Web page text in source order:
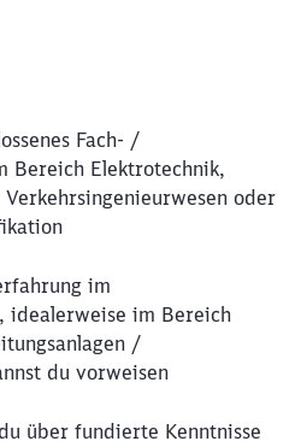
Fach- /
Bereich Elektrotechnik,
oder
im
idealerweise im Bereich
/
du vorweisen
über fundierte Kenntnisse